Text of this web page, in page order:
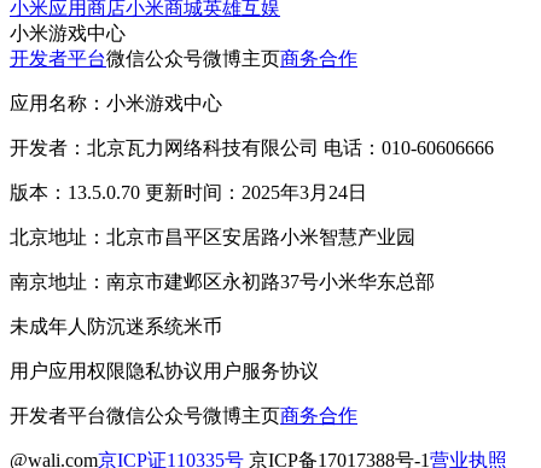
小米应用商店小米商城英雄互娱
小米游戏中心
开发者平台微信公众号微博主页商务合作
应用名称：小米游戏中心
开发者：北京瓦力网络科技有限公司 电话：010-60606666
版本：13.5.0.70 更新时间：2025年3月24日
北京地址：北京市昌平区安居路小米智慧产业园
南京地址：南京市建邺区永初路37号小米华东总部
未成年人防沉迷系统米币
用户应用权限隐私协议用户服务协议
开发者平台微信公众号微博主页商务合作
@wali.com京ICP证110335号 京ICP备17017388号-1营业执照